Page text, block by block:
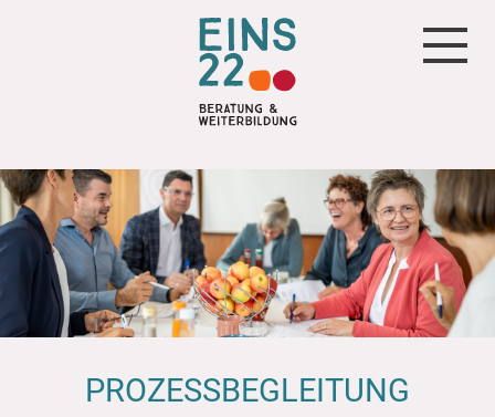
Direkt
zum
Inhalt
Hauptnavigation
PROZESS­BEGLEITUNG